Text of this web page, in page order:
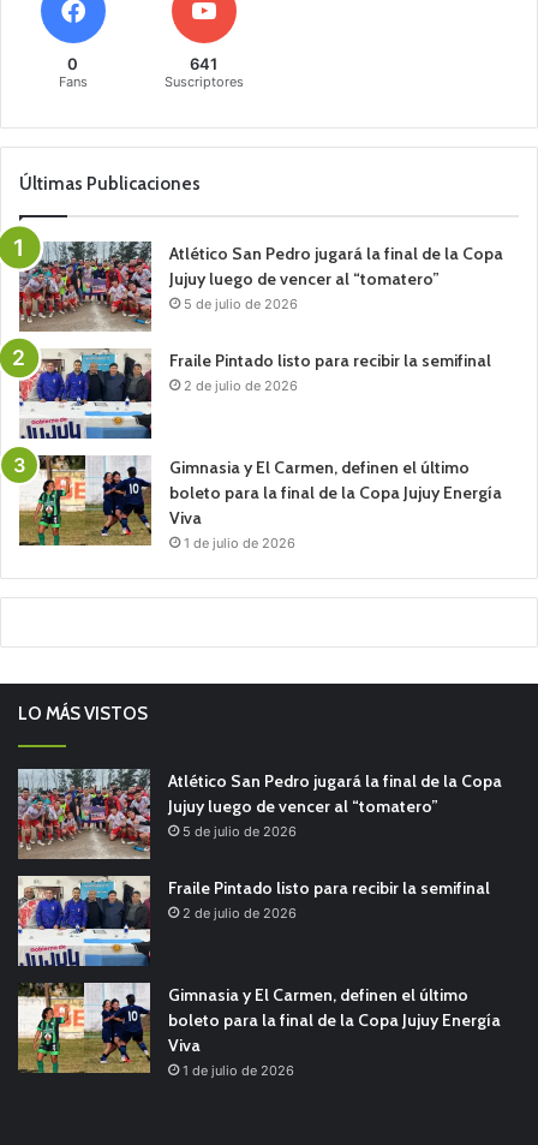
0
Fans
641
Suscriptores
Últimas Publicaciones
Atlético San Pedro jugará la final de la Copa
Jujuy luego de vencer al “tomatero”
5 de julio de 2026
Fraile Pintado listo para recibir la semifinal
2 de julio de 2026
Gimnasia y El Carmen, definen el último
boleto para la final de la Copa Jujuy Energía
Viva
1 de julio de 2026
LO MÁS VISTOS
Atlético San Pedro jugará la final de la Copa
Jujuy luego de vencer al “tomatero”
5 de julio de 2026
Fraile Pintado listo para recibir la semifinal
2 de julio de 2026
Gimnasia y El Carmen, definen el último
boleto para la final de la Copa Jujuy Energía
Viva
1 de julio de 2026